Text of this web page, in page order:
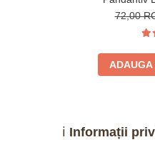
72,00
ADAUGA
ℹ️ Informații